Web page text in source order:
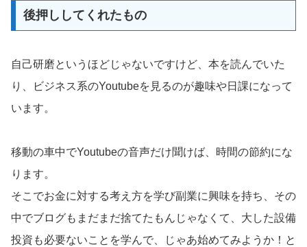
後押ししてくれたもの
自己研磨というほどじゃないですけど、本を読んでいた
り、ビジネス系のYoutubeを見るのが趣味や日課になって
います。
移動の車中でYoutubeの音声だけ聞けば、時間の節約にな
ります。
そこでお金に対する考え方を学び副業に興味を持ち、その
中でブログもまだまだ捨てたもんじゃなくて、大した設備
投資も必要ないことを学んで、じゃあ始めてみようか！と